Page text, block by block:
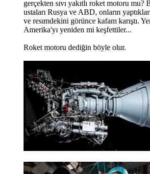
gerçekten sıvı yakıtlı roket motoru mu?
ustaları Rusya ve ABD, onların
ve resımdekini görünce kafam karıştı.
Amerika'yı yeniden mi keşfettiler...
Roket motoru dediğin böyle olur.